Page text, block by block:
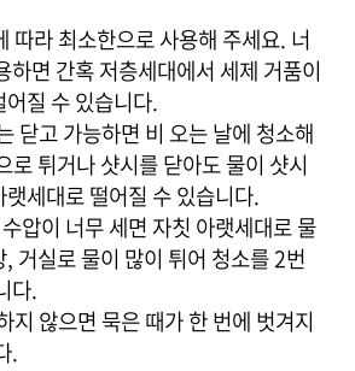
라 최소한으로 사용해 주세요. 너
하면 간혹 저층세대에서 세제 거품이
질 수 있습니다.
닫고 가능하면 비 오는 날에 청소해
로 튀거나 샷시를 닫아도 물이 샷시
세대로 떨어질 수 있습니다.
압이 너무 세면 자칫 아랫세대로 물
거실로 물이 많이 튀어 청소를 2번
다.
않으면 묵은 때가 한 번에 벗겨지
.